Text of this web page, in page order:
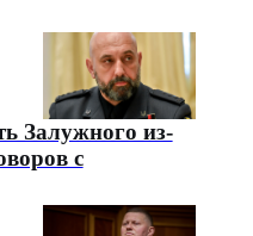
Залужного из-
с